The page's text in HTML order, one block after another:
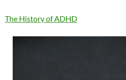
The History of ADHD